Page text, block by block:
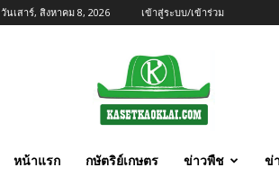
วันเสาร์, สิงหาคม 8, 2026 เข้าสู่ระบบ/เข้าร่วม
หน้าแรก กษัตริย์เกษตร ข่าวพืช ข่